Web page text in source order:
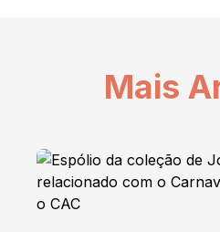
Mais